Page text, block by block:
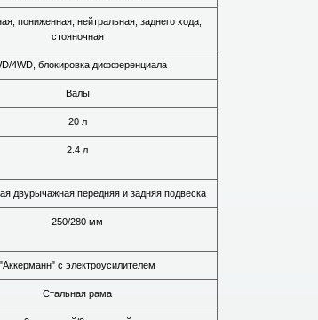
пониженная, нейтральная, заднего хода,
стояночная
4WD, блокировка дифференциала
Валы
20 л
2.4 л
двурычажная передняя и задняя подвеска
250/280 мм
"Аккерманн" с электроусилителем
Стальная рама